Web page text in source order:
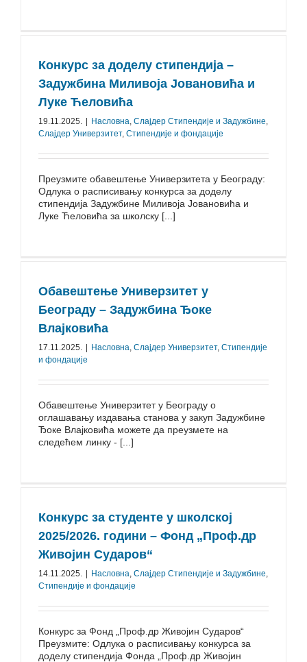
Конкурс за доделу стипендија –
Задужбина Миливоја Јовановића и
Луке Ћеловића
19.11.2025. Насловна, Слајдер Стипендије и Задужбине,
Слајдер Универзитет, Стипендије и фондације
Преузмите обавештење Универзитета у Београду:
Одлука о расписивању конкурса за доделу
стипендија Задужбине Миливоја Јовановића и
Луке Ћеловића за школску [...]
Обавештење Универзитет у
Београду – Задужбина Ђоке
Влајковића
17.11.2025. Насловна, Слајдер Универзитет, Стипендије
и фондације
Обавештење Универзитет у Београду о
оглашавању издавања станова у закуп Задужбине
Ђоке Влајковића можете да преузмете на
следећем линку - [...]
Конкурс за студенте у школској
2025/2026. години – Фонд „Проф.др
Живојин Сударов“
14.11.2025. Насловна, Слајдер Стипендије и Задужбине,
Стипендије и фондације
Конкурс за Фонд „Проф.др Живојин Сударов“
Преузмите: Одлука о расписивању конкурса за
доделу стипендија Фонда „Проф.др Живојин